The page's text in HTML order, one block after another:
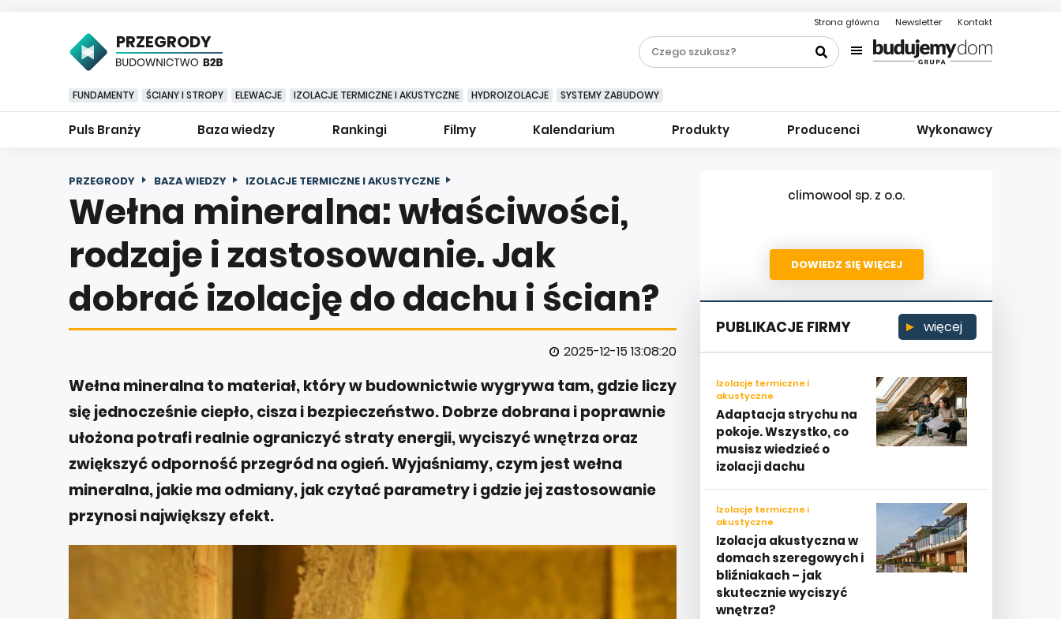
Strona główna Newsletter Kontakt
PRZEGRODY
FUNDAMENTY ŚCIANY I STROPY ELEWACJE IZOLACJE TERMICZNE I AKUSTYCZNE HYDROIZOLACJE SYSTEMY ZABUDOWY
Puls Branży Baza wiedzy Rankingi Filmy Kalendarium Produkty Producenci Wykonawcy
PRZEGRODY BAZA WIEDZY IZOLACJE TERMICZNE I AKUSTYCZNE
Wełna mineralna: właściwości,
rodzaje i zastosowanie. Jak
dobrać izolację do dachu i ścian?
2025-12-15 13:08:20
Wełna mineralna to materiał, który w budownictwie wygrywa tam, gdzie liczy
się jednocześnie ciepło, cisza i bezpieczeństwo. Dobrze dobrana i poprawnie
ułożona potrafi realnie ograniczyć straty energii, wyciszyć wnętrza oraz
zwiększyć odporność przegród na ogień. Wyjaśniamy, czym jest wełna
mineralna, jakie ma odmiany, jak czytać parametry i gdzie jej zastosowanie
przynosi największy efekt.
climowool sp. z o.o.
DOWIEDZ SIĘ WIĘCEJ
PUBLIKACJE FIRMY więcej
Izolacje termiczne i
akustyczne
Adaptacja strychu na
pokoje. Wszystko, co
musisz wiedzieć o
izolacji dachu
Izolacje termiczne i
akustyczne
Izolacja akustyczna w
domach szeregowych i
bliźniakach – jak
skutecznie wyciszyć
wnętrza?